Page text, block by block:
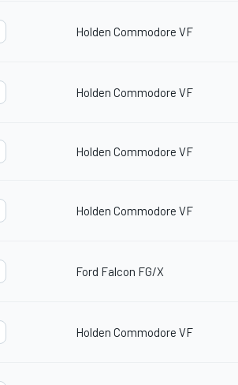
Holden Commodore VF
Holden Commodore VF
Holden Commodore VF
Holden Commodore VF
Ford Falcon FG/X
Holden Commodore VF